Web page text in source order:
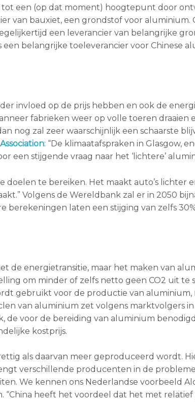
een (op dat moment) hoogtepunt door
van bauxiet, een grondstof voor aluminium.
een leverancier van belangrijke
belangrijke toeleverancier voor Chinese
invloed op de prijs hebben en ook de
fabrieken weer op volle toeren draaien
nog zal zeer waarschijnlijk een schaarste
: “De klimaatafspraken in Glasgow,
een stijgende vraag naar het ‘lichtere’
doelen te bereiken. Het maakt auto’s lichter
Volgens de Wereldbank zal er in 2050
berekeningen laten een stijging van zelfs
de energietransitie, maar het maken van
om minder of zelfs netto geen CO2 uit te
gebruikt voor de productie van aluminium,
van aluminium zet volgens marktvolgers
de voor de bereiding van aluminium
kostprijs.
als daarvan meer geproduceerd wordt.
verschillende producenten in de
We kennen ons Nederlandse voorbeeld
“China heeft het voordeel dat het met